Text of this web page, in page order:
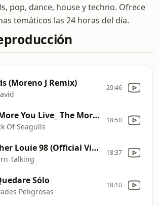
pop, dance, house y techno. Ofrece
temáticos las 24 horas del día.
(Moreno J Remix) 20:46
The More You Live_ The More You Love
Of Seagulls
18:50
Brother Louie 98 (Official Video
Talking
18:37
Sólo
Peligrosas
18:10